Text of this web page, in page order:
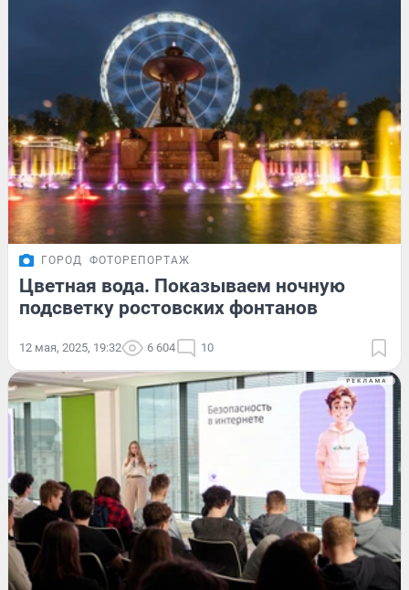
ГОРОД ФОТОРЕПОРТАЖ
Цветная вода. Показываем ночную
подсветку ростовских фонтанов
12 мая, 2025, 19:32 6 604 10